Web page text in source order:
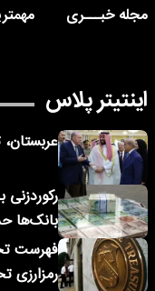
مجله خبـــری
اینتیتر پلاس
بانک‌ها حدودا
فهرست
رمزارزی